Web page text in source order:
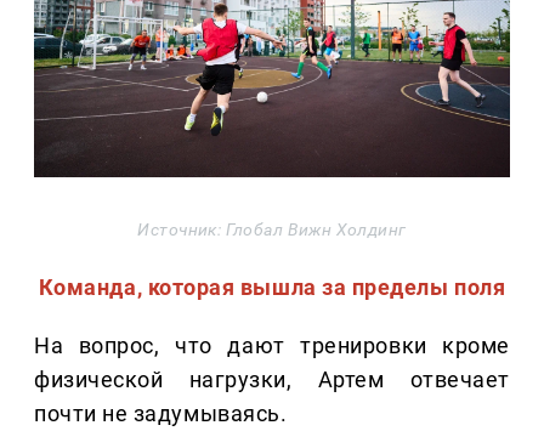
Источник: Глобал Вижн Холдинг
Команда, которая вышла за пределы поля
На вопрос, что дают тренировки кроме
физической нагрузки, Артем отвечает
почти не задумываясь.